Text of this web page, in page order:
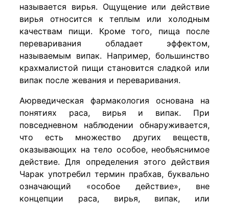
называется вирья. Ощущение или действие
вирья относится к теплым или холодным
качествам пищи. Кроме того, пища после
переваривания обладает эффектом,
называемым випак. Например, большинство
крахмалистой пищи становится сладкой или
випак после жевания и переваривания.
Аюрведическая фармакология основана на
понятиях раса, вирья и випак. При
повседневном наблюдении обнаруживается,
что есть множество других веществ,
оказывающих на тело особое, необъяснимое
действие. Для определения этого действия
Чарак употребил термин прабхав, буквально
означающий «особое действие», вне
концепции раса, вирья, випак, или